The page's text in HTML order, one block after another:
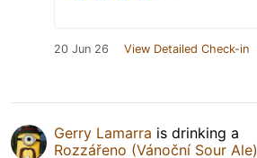
20 Jun 26 View Detailed Check-in
Gerry Lamarra is drinking a
Rozzářeno (Vánoční Sour Ale)